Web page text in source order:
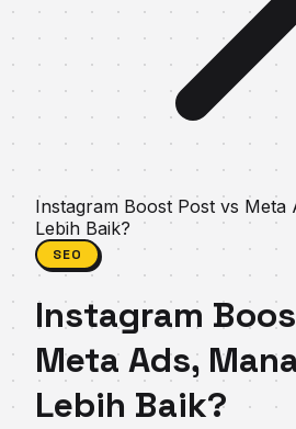
Instagram Boost Post vs Meta
Lebih Baik?
SEO
Instagram
Meta Ads,
Lebih Baik?